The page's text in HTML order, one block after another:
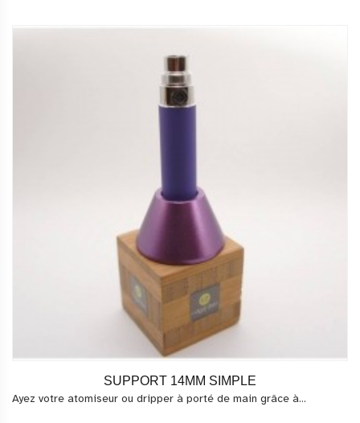
SUPPORT 14MM SIMPLE
Ayez votre atomiseur ou dripper à porté de main grâce à...